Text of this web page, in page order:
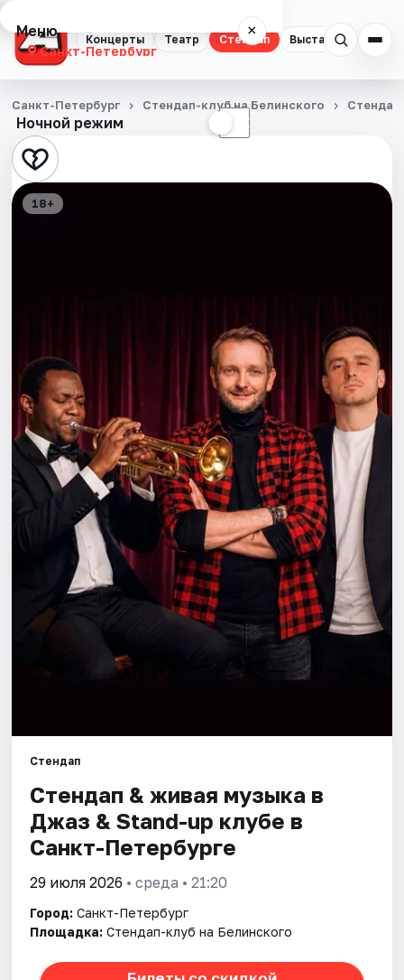
Концерты Театр Стендап Выставки
Меню ×
Санкт-Петербург
Концерты
Театр
Стендап
События
Города
Площадки
Артисты
Рейтинги
Ночной режим ☾
Санкт-Петербург Стендап-клуб на Белинского Стендап
18+
Стендап
Стендап & живая музыка в
Джаз & Stand-up клубе в
Санкт-Петербурге
29 июля 2026 • среда • 21:20
Город: Санкт-Петербург
Площадка: Стендап-клуб на Белинского